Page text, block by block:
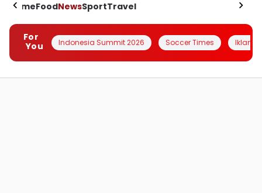
HomeFoodNewsSportTravel
For
You
Indonesia Summit 2026 Soccer Times Iklanin